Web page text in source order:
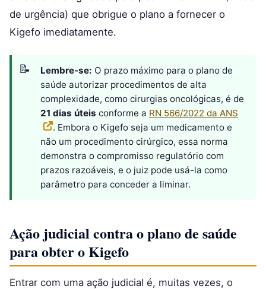
de urgência) que obrigue o plano a fornecer o
Kigefo imediatamente.
Lembre-se: O prazo máximo para o plano de
saúde autorizar procedimentos de alta
complexidade, como cirurgias oncológicas, é de
21 dias úteis conforme a RN 566/2022 da ANS
. Embora o Kigefo seja um medicamento e
não um procedimento cirúrgico, essa norma
demonstra o compromisso regulatório com
prazos razoáveis, e o juiz pode usá-la como
parâmetro para conceder a liminar.
Ação judicial contra o plano de saúde
para obter o Kigefo
Entrar com uma ação judicial é, muitas vezes, o